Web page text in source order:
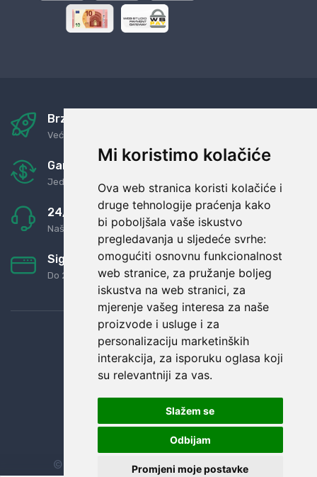
Mi koristimo kolačiće
Ova web stranica koristi kolačiće i
druge tehnologije praćenja kako
bi poboljšala vaše iskustvo
pregledavanja u sljedeće svrhe:
omogućiti osnovnu funkcionalnost
web stranice, za pružanje boljeg
iskustva na web stranici, za
mjerenje vašeg interesa za naše
proizvode i usluge i za
personalizaciju marketinških
interakcija, za isporuku oglasa koji
su relevantniji za vas.
Slažem se
Odbijam
Promjeni moje postavke
Brza i sigurna dostava
Već za nekoliko dana kod vas
Garancija u povrat novaca
Jednostavno pravilo: Roba za novac
24/7 odlična podrška
Naši agenti uvijek na raspolaganju
Sigurno obročno plaćanje
Do 24 rata bez kamata
© Sva prava zadržana. Dopi grupa d.o.o.